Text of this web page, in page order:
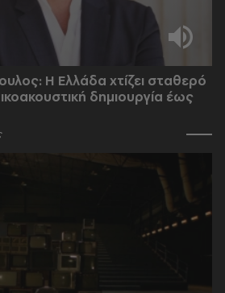
Η Ελλάδα χτίζει σταθερό
δημιουργία έως